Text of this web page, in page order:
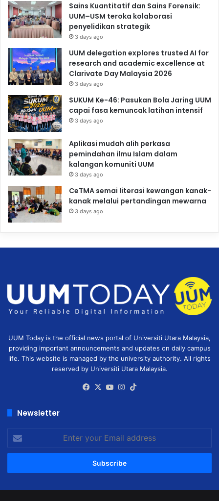
Sains Kuantitatif dan Sains Forensik:
UUM–USM teroka kolaborasi
penyelidikan strategik
3 days ago
UUM delegation explores trusted AI for
research and academic excellence at
Clarivate Day Malaysia 2026
3 days ago
SUKUM Ke-46: Pasukan Bola Jaring UUM
capai fasa kemuncak latihan intensif
3 days ago
Aplikasi mudah alih perkasa
pemindahan ilmu Islam dalam
kalangan komuniti UUM
3 days ago
CeTMA semai literasi kewangan kanak-
kanak melalui pertandingan mewarna
3 days ago
UUM Today is the official news portal of Universiti Utara Malaysia,
providing important announcements and updates on daily campus
life. This website is managed by the university authority. All rights
reserved by Universiti Utara Malaysia.
Facebook
X YouTubeInstagram
Newsletter
your
Email